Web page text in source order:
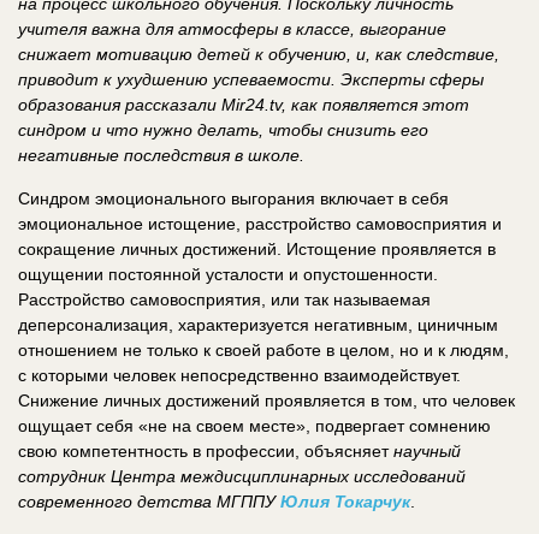
на процесс школьного обучения. Поскольку личность
учителя важна для атмосферы в классе, выгорание
снижает мотивацию детей к обучению, и, как следствие,
приводит к ухудшению успеваемости. Эксперты сферы
образования рассказали Mir24.tv, как появляется этот
синдром и что нужно делать, чтобы снизить его
негативные последствия в школе.
Синдром эмоционального выгорания включает в себя
эмоциональное истощение, расстройство самовосприятия и
сокращение личных достижений. Истощение проявляется в
ощущении постоянной усталости и опустошенности.
Расстройство самовосприятия, или так называемая
деперсонализация, характеризуется негативным, циничным
отношением не только к своей работе в целом, но и к людям,
с которыми человек непосредственно взаимодействует.
Снижение личных достижений проявляется в том, что человек
ощущает себя «не на своем месте», подвергает сомнению
свою компетентность в профессии, объясняетнаучный
сотрудник Центра междисциплинарных исследований
современного детства МГППУЮлия Токарчук.